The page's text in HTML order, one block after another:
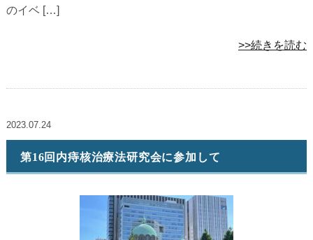
のイベ […]
>>続きを読む
2023.07.24
第16回内痔核治療法研究会に参加して